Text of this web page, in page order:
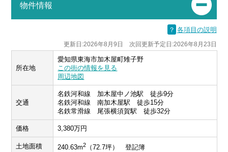
物件情報
？ 各項目の説明
更新日:2026年8月9日 次回更新予定日:2026年8月23日
所在地
愛知県東海市加木屋町雉子野
この街の情報を見る
周辺地図
交通
名鉄河和線 加木屋中ノ池駅 徒歩9分
名鉄河和線 南加木屋駅 徒歩15分
名鉄常滑線 尾張横須賀駅 徒歩32分
価格 3,380万円
土地面積 240.63m2 （72.7坪） 登記簿